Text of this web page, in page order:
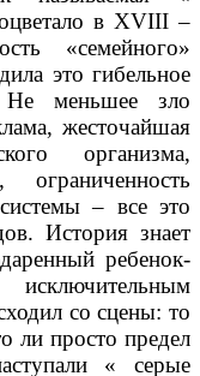
в XVIII –
«семейного»
это гибельное
Не меньшее зло
жесточайшая
организма,
ограниченность
– все это
История знает
ребенок-
со сцены: то
ли просто предел
« серые